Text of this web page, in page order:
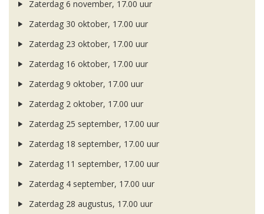
Zaterdag 6 november, 17.00 uur
Zaterdag 30 oktober, 17.00 uur
Zaterdag 23 oktober, 17.00 uur
Zaterdag 16 oktober, 17.00 uur
Zaterdag 9 oktober, 17.00 uur
Zaterdag 2 oktober, 17.00 uur
Zaterdag 25 september, 17.00 uur
Zaterdag 18 september, 17.00 uur
Zaterdag 11 september, 17.00 uur
Zaterdag 4 september, 17.00 uur
Zaterdag 28 augustus, 17.00 uur